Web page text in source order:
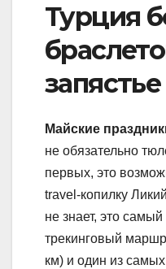
Турция
запястье
Майские
не обязательно
первых, это
travel-копилку
не знает, это
трекинговый
км) и один из